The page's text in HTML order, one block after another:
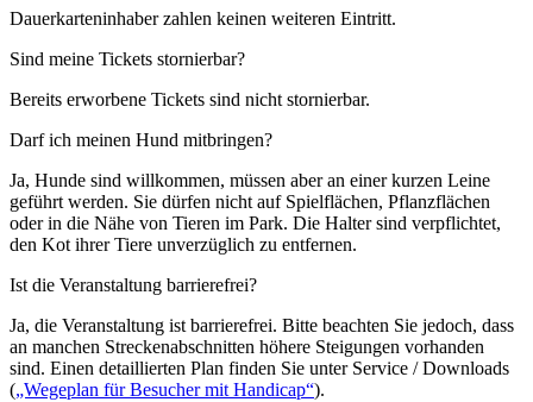
Dauerkarteninhaber zahlen keinen weiteren Eintritt.
Sind meine Tickets stornierbar?
Bereits erworbene Tickets sind nicht stornierbar.
Darf ich meinen Hund mitbringen?
Ja, Hunde sind willkommen, müssen aber an einer kurzen Leine
geführt werden. Sie dürfen nicht auf Spielflächen, Pflanzflächen
oder in die Nähe von Tieren im Park. Die Halter sind verpflichtet,
den Kot ihrer Tiere unverzüglich zu entfernen.
Ist die Veranstaltung barrierefrei?
Ja, die Veranstaltung ist barrierefrei. Bitte beachten Sie jedoch, dass
an manchen Streckenabschnitten höhere Steigungen vorhanden
sind. Einen detaillierten Plan finden Sie unter Service / Downloads
(„Wegeplan für Besucher mit Handicap“).